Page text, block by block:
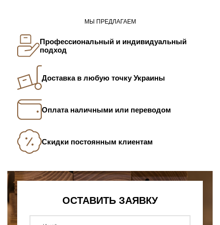
МЫ ПРЕДЛАГАЕМ
Профессиональный и индивидуальный
подход
Доставка в любую точку Украины
Оплата наличными или переводом
Скидки постоянным клиентам
ОСТАВИТЬ ЗАЯВКУ